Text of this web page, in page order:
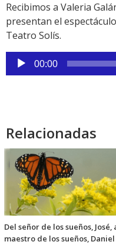
Recibimos a Valeria
presentan el
Teatro Solís.
Reproductor
de
00:00
Relacionadas
Del señor de los sueños, José,
maestro de los sueños, Daniel